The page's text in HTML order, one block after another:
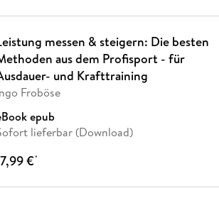
messen & steigern: Die besten
aus dem Profisport - für
und Krafttraining
Froböse
epub
lieferbar (Download)
€*